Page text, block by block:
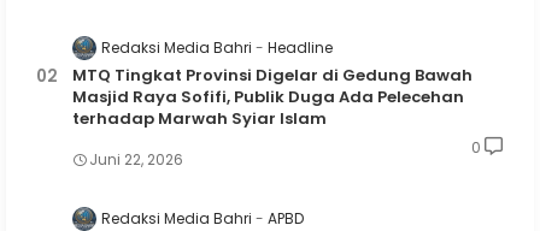
Redaksi Media Bahri Headline
MTQ Tingkat Provinsi Digelar di Gedung Bawah
Masjid Raya Sofifi, Publik Duga Ada Pelecehan
terhadap Marwah Syiar Islam
Juni 22, 2026
0
Redaksi Media Bahri APBD